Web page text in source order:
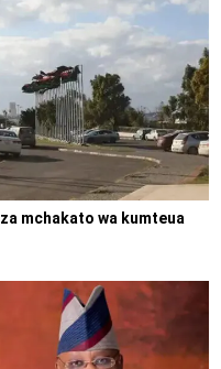
mchakato wa kumteua